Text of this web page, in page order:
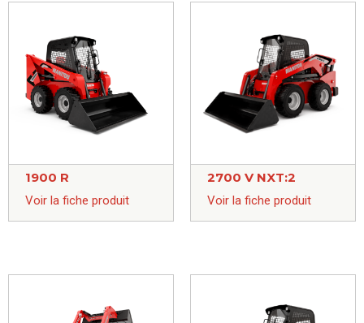
1900 R
Voir la fiche produit
2700 V NXT:2
Voir la fiche produit